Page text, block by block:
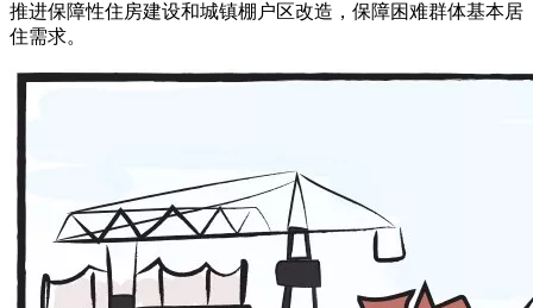
推进保障性住房建设和城镇棚户区改造，保障困难群体基本居
住需求。